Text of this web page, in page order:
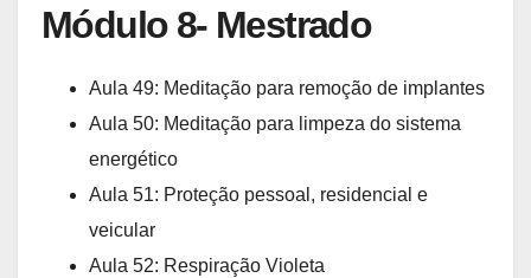
Módulo 8- Mestrado
Aula 49: Meditação para remoção de implantes
Aula 50: Meditação para limpeza do sistema
energético
Aula 51: Proteção pessoal, residencial e
veicular
Aula 52: Respiração Violeta